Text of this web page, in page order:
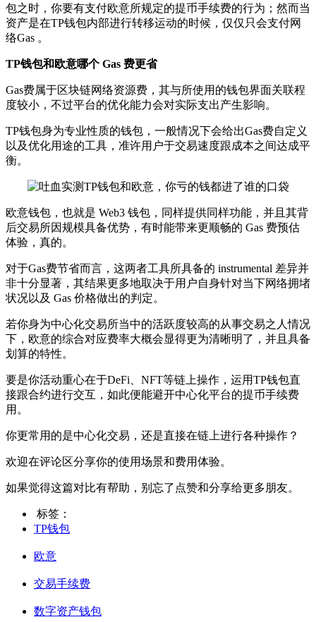
包之时，你要有支付欧意所规定的提币手续费的行为；然而当
资产是在TP钱包内部进行转移运动的时候，仅仅只会支付网
络Gas 。
TP钱包和欧意哪个 Gas 费更省
Gas费属于区块链网络资源费，其与所使用的钱包界面关联程
度较小，不过平台的优化能力会对实际支出产生影响。
TP钱包身为专业性质的钱包，一般情况下会给出Gas费自定义
以及优化用途的工具，准许用户于交易速度跟成本之间达成平
衡。
欧意钱包，也就是 Web3 钱包，同样提供同样功能，并且其背
后交易所因规模具备优势，有时能带来更顺畅的 Gas 费预估
体验，真的。
对于Gas费节省而言，这两者工具所具备的 instrumental 差异并
非十分显著，其结果更多地取决于用户自身针对当下网络拥堵
状况以及 Gas 价格做出的判定。
若你身为中心化交易所当中的活跃度较高的从事交易之人情况
下，欧意的综合对应费率大概会显得更为清晰明了，并且具备
划算的特性。
要是你活动重心在于DeFi、NFT等链上操作，运用TP钱包直
接跟合约进行交互，如此便能避开中心化平台的提币手续费
用。
你更常用的是中心化交易，还是直接在链上进行各种操作？
欢迎在评论区分享你的使用场景和费用体验。
如果觉得这篇对比有帮助，别忘了点赞和分享给更多朋友。
标签：
TP钱包
欧意
交易手续费
数字资产钱包